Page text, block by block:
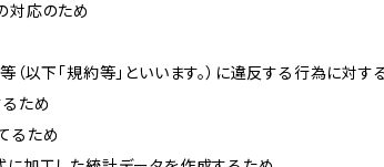
対応のため
（以下「規約等」といいます。）に違反する行為に対
ため
るため